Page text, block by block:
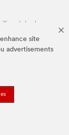
site
advertisements
markalarıdır.